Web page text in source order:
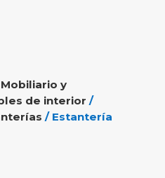
Mobiliario y
de interior /
/ Estantería